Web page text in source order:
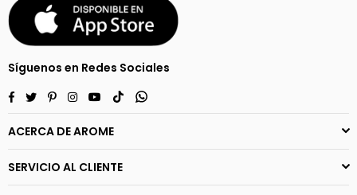
Síguenos en Redes Sociales
Facebook
TwitterPinterestInstagramYouTube
TikTokWhatsapp
ACERCA DE AROME
SERVICIO AL CLIENTE